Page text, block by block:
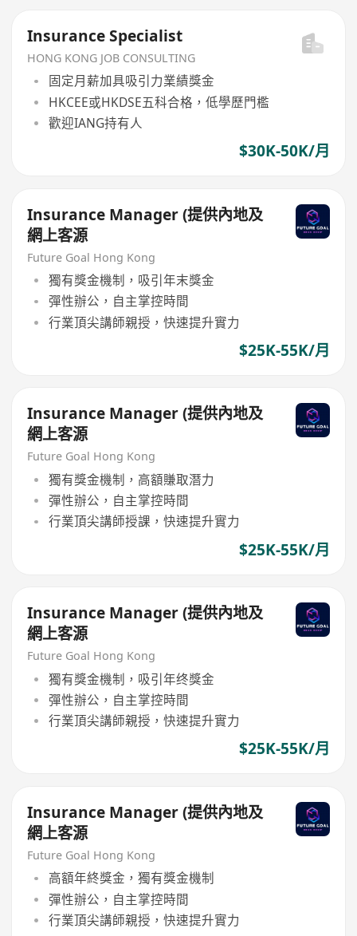
Insurance Specialist
HONG KONG JOB CONSULTING
固定月薪加具吸引力業績獎金
HKCEE或HKDSE五科合格，低學歷門檻
歡迎IANG持有人
$30K-50K/月
Insurance Manager (提供內地及
網上客源
Future Goal Hong Kong
獨有獎金機制，吸引年末獎金
彈性辦公，自主掌控時間
行業頂尖講師親授，快速提升實力
$25K-55K/月
Insurance Manager (提供內地及
網上客源
Future Goal Hong Kong
獨有獎金機制，高額賺取潛力
彈性辦公，自主掌控時間
行業頂尖講師授課，快速提升實力
$25K-55K/月
Insurance Manager (提供內地及
網上客源
Future Goal Hong Kong
獨有獎金機制，吸引年终獎金
彈性辦公，自主掌控時間
行業頂尖講師親授，快速提升實力
$25K-55K/月
Insurance Manager (提供內地及
網上客源
Future Goal Hong Kong
高額年終獎金，獨有獎金機制
彈性辦公，自主掌控時間
行業頂尖講師親授，快速提升實力